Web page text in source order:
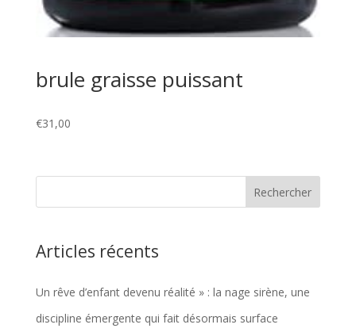
brule graisse puissant
€31,00
Articles récents
Un rêve d’enfant devenu réalité » : la nage sirène, une
discipline émergente qui fait désormais surface